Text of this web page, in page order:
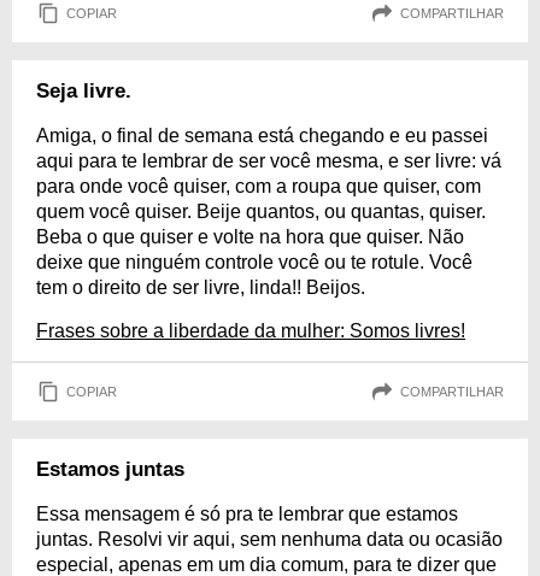
COPIAR COMPARTILHAR
Seja livre.
Amiga, o final de semana está chegando e eu passei
aqui para te lembrar de ser você mesma, e ser livre: vá
para onde você quiser, com a roupa que quiser, com
quem você quiser. Beije quantos, ou quantas, quiser.
Beba o que quiser e volte na hora que quiser. Não
deixe que ninguém controle você ou te rotule. Você
tem o direito de ser livre, linda!! Beijos.
Frases sobre a liberdade da mulher: Somos livres!
COPIAR COMPARTILHAR
Estamos juntas
Essa mensagem é só pra te lembrar que estamos
juntas. Resolvi vir aqui, sem nenhuma data ou ocasião
especial, apenas em um dia comum, para te dizer que